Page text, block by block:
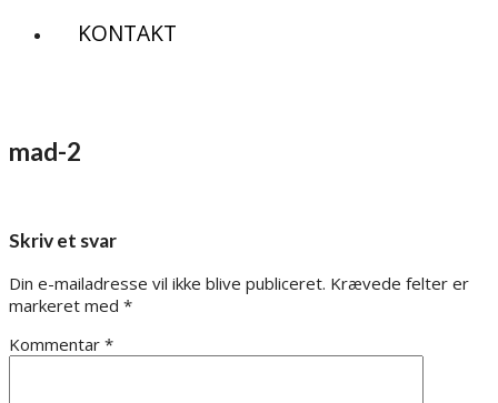
KONTAKT
mad-2
Skriv et svar
Din e-mailadresse vil ikke blive publiceret. Krævede felter er
markeret med *
Kommentar *